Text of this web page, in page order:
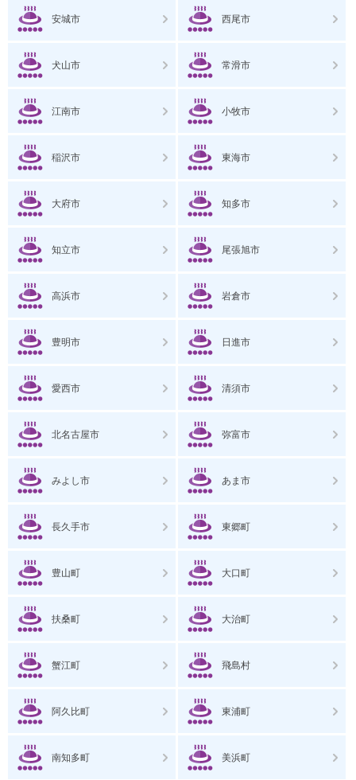
安城市 西尾市
犬山市 常滑市
江南市 小牧市
稲沢市 東海市
大府市 知多市
知立市 尾張旭市
高浜市 岩倉市
豊明市 日進市
愛西市 清須市
北名古屋市 弥富市
みよし市 あま市
長久手市 東郷町
豊山町 大口町
扶桑町 大治町
蟹江町 飛島村
阿久比町 東浦町
南知多町 美浜町